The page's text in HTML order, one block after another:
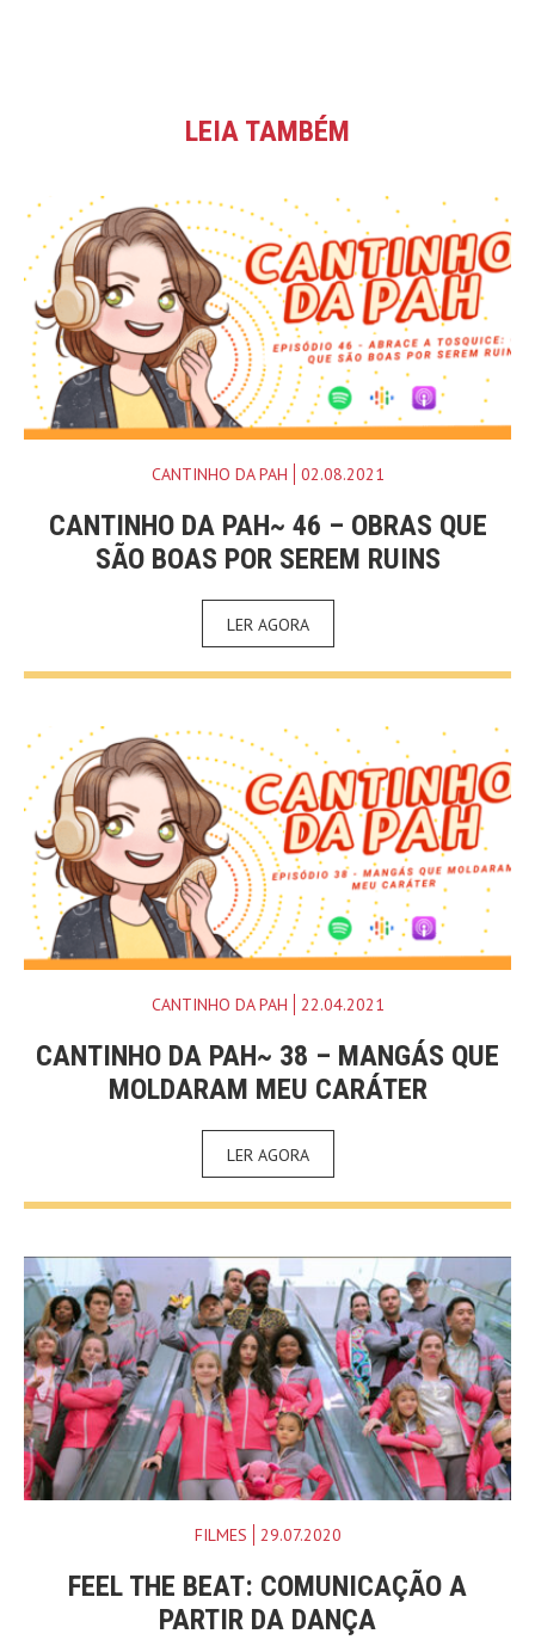
LEIA TAMBÉM
CANTINHO DA PAH 02.08.2021
CANTINHO DA PAH~ 46 – OBRAS QUE
SÃO BOAS POR SEREM RUINS
LER AGORA
CANTINHO DA PAH 22.04.2021
CANTINHO DA PAH~ 38 – MANGÁS QUE
MOLDARAM MEU CARÁTER
LER AGORA
FILMES 29.07.2020
FEEL THE BEAT: COMUNICAÇÃO A
PARTIR DA DANÇA